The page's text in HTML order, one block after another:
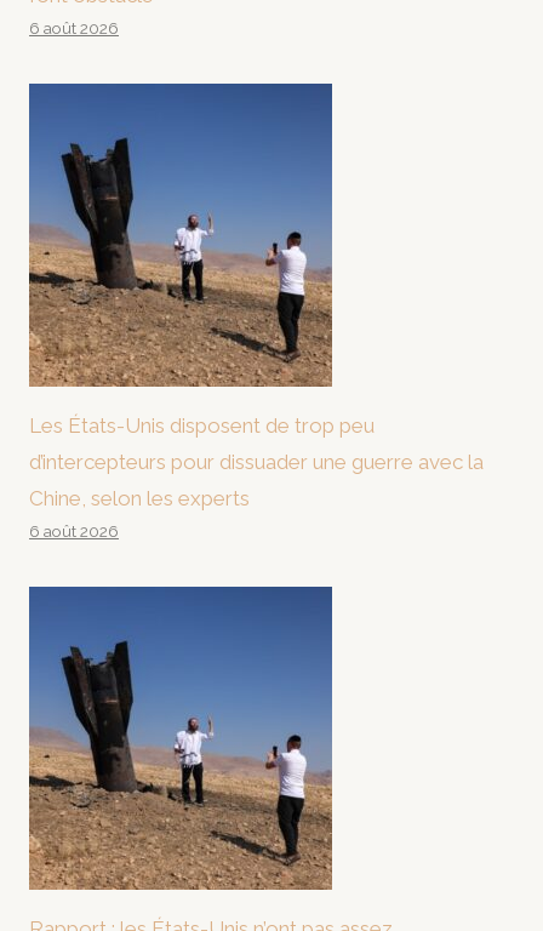
6 août 2026
Les États-Unis disposent de trop peu
d’intercepteurs pour dissuader une guerre avec la
Chine, selon les experts
6 août 2026